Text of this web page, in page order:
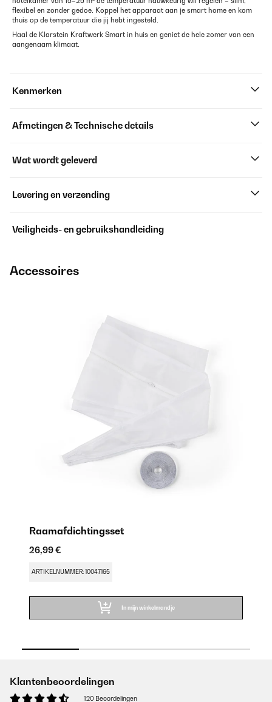
flexibel en zonder gedoe. Koppel het apparaat aan je smart home en kom
thuis op de temperatuur die jij hebt ingesteld.
Haal de Klarstein Kraftwerk Smart in huis en geniet de hele zomer van een
aangenaam klimaat.
Kenmerken
Afmetingen & Technische details
Wat wordt geleverd
Levering en verzending
Veiligheids- en gebruikshandleiding
Accessoires
Raamafdichtingsset
26,99 €
ARTIKELNUMMER: 10047165
In mijn winkelmandje
Klantenbeoordelingen
120 Beoordelingen